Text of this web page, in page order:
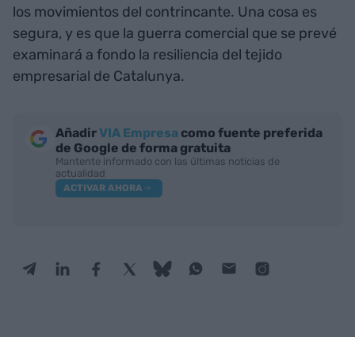
los movimientos del contrincante. Una cosa es
segura, y es que la guerra comercial que se prevé
examinará a fondo la resiliencia del tejido
empresarial de Catalunya.
AñadirVIA Empresa como fuente preferida
de Google de forma gratuita
Mantente informado con las últimas noticias de
actualidad
ACTIVAR AHORA